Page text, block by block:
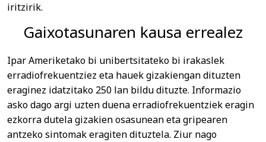
iritzirik.
Gaixotasunaren kausa errealez
Ipar Ameriketako bi unibertsitateko bi irakaslek
erradiofrekuentziez eta hauek gizakiengan dituzten
eraginez idatzitako 250 lan bildu dituzte. Informazio
asko dago argi uzten duena erradiofrekuentziek eragin
ezkorra dutela gizakien osasunean eta gripearen
antzeko sintomak eragiten dituztela. Ziur nago